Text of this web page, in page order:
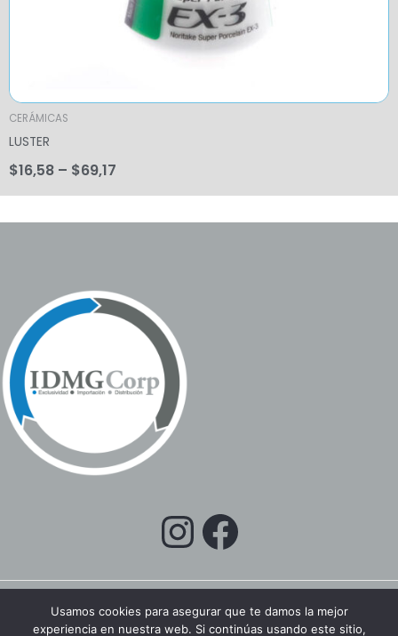
CERÁMICAS
LUSTER
$16,58 – $69,17
Usamos cookies para asegurar que te damos la mejor
experiencia en nuestra web. Si continúas usando este sitio,